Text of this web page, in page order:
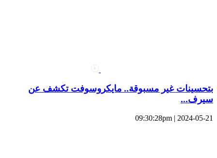
بتحسينات غير مسبوقة.. مايكروسوفت تكشف عن
سيرف...
2024-05-21 | 09:30:28pm